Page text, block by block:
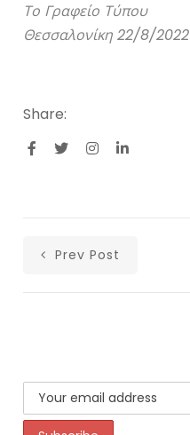
Το Γραφείο Τύπου
Θεσσαλονίκη 22/8/2022
Share:
Prev Post